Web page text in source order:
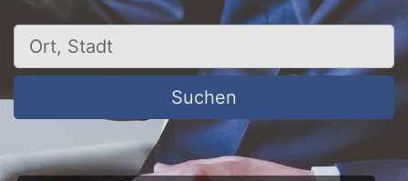
Ort, Stadt
Suchen